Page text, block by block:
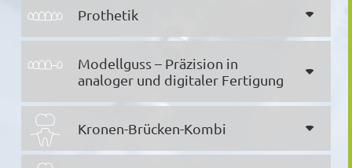
Prothetik
Modellguss – Präzision in
analoger und digitaler Fertigung
Kronen-Brücken-Kombi